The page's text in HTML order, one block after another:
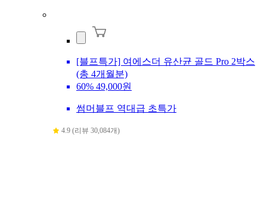
[블프특가] 여에스더 유산균 골드 Pro 2박스
(총 4개월분)
60% 49,000원
썸머블프 역대급 초특가
4.9 (리뷰 30,084개)